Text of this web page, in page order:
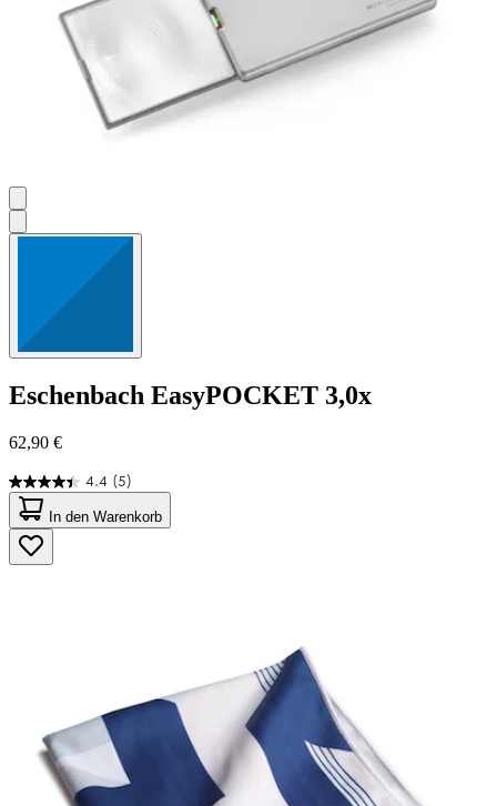
Eschenbach EasyPOCKET 3,0x
62,90 €
4.4 (5)
4.4
von
5
Sternen.
5
In den Warenkorb